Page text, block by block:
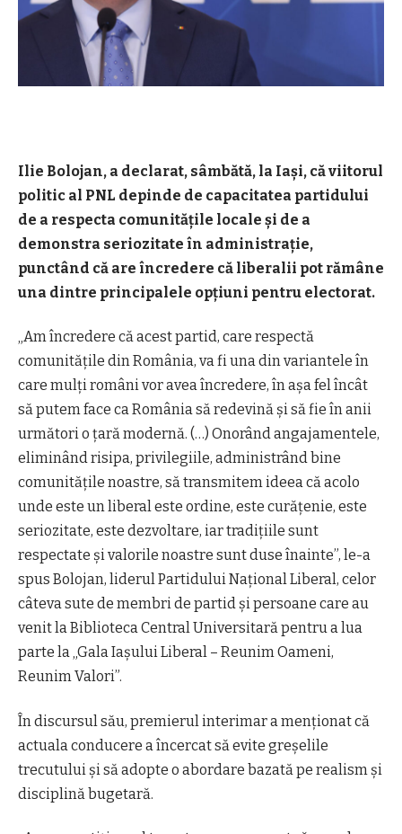
Ilie Bolojan, a declarat, sâmbătă, la Iaşi, că viitorul
politic al PNL depinde de capacitatea partidului
de a respecta comunităţile locale şi de a
demonstra seriozitate în administraţie,
punctând că are încredere că liberalii pot rămâne
una dintre principalele opţiuni pentru electorat.
„Am încredere că acest partid, care respectă
comunităţile din România, va fi una din variantele în
care mulţi români vor avea încredere, în aşa fel încât
să putem face ca România să redevină şi să fie în anii
următori o ţară modernă. (…) Onorând angajamentele,
eliminând risipa, privilegiile, administrând bine
comunităţile noastre, să transmitem ideea că acolo
unde este un liberal este ordine, este curăţenie, este
seriozitate, este dezvoltare, iar tradiţiile sunt
respectate şi valorile noastre sunt duse înainte”, le-a
spus Bolojan, liderul Partidului Naţional Liberal, celor
câteva sute de membri de partid şi persoane care au
venit la Biblioteca Central Universitară pentru a lua
parte la „Gala Iaşului Liberal – Reunim Oameni,
Reunim Valori”.
În discursul său, premierul interimar a menţionat că
actuala conducere a încercat să evite greşelile
trecutului şi să adopte o abordare bazată pe realism şi
disciplină bugetară.